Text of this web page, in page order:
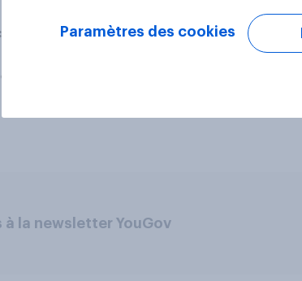
Accor :
à la newsletter YouGov
Paramètres des cookies